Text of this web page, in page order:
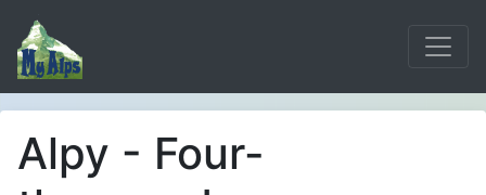
Alpy - Four-